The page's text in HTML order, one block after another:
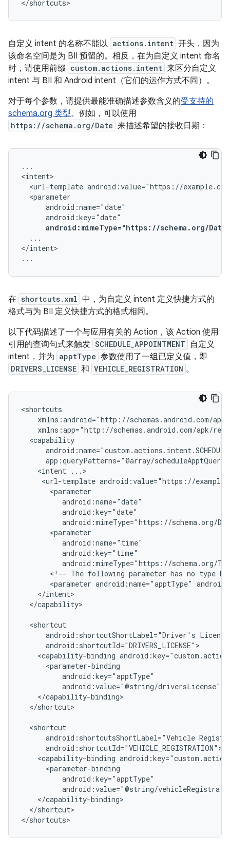
自定义 intent 的名称不能以 actions.intent 开头，因为
该命名空间是为 BII 预留的。相反，在为自定义 intent 命名
时，请使用前缀 custom.actions.intent 来区分自定义
intent 与 BII 和 Android intent（它们的运作方式不同）。
对于每个参数，请提供最能准确描述参数含义的受支持的
schema.org 类型。例如，可以使用
https://schema.org/Date 来描述希望的接收日期：
...
<url-template android:value="https://
android:mimeType="https://schema.org/Date"
...
</intent>
在 shortcuts.xml 中，为自定义 intent 定义快捷方式的
格式与为 BII 定义快捷方式的格式相同。
以下代码描述了一个与应用有关的 Action，该 Action 使用
引用的查询句式来触发 SCHEDULE_APPOINTMENT
自定义
intent，并为 apptType 参数使用了一组已定义值，即
DRIVERS_LICENSE 和 VEHICLE_REGISTRATION 。
<intent
<url-template android:value="https://
android:mimeType="https://schema.org/
android:mimeType="https://schema.org/
<!-- The following parameter has no type
<parameter android:name="apptType"
</capability>
android:shortcutShortLabel="Driver's
<capability-binding
android:value="@string/driversLicense"
</shortcut>
android:shortcutsShortLabel="Vehicle
<capability-binding
android:value="@string/
</shortcut>